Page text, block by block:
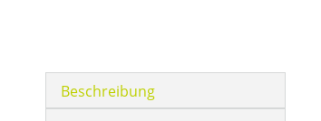
Beschreibung